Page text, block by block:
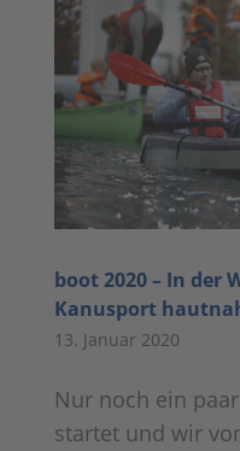
boot 2020 – In der
Kanusport
13. Januar 2020
Nur noch ein
startet und wir